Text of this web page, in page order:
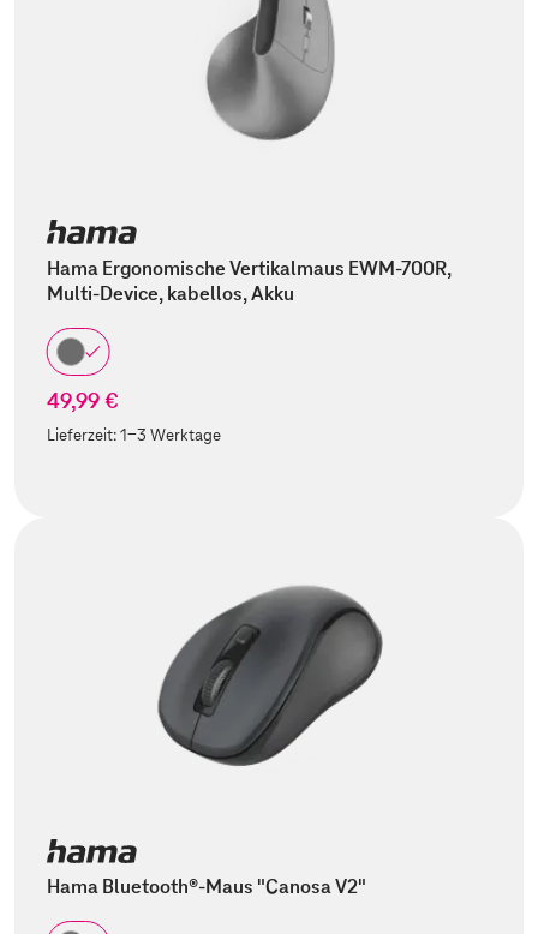
Hama Ergonomische Vertikalmaus EWM-700R,
Multi-Device, kabellos, Akku
49,99 €
Lieferzeit:1-3 Werktage
Hama Bluetooth®-Maus "Canosa V2"